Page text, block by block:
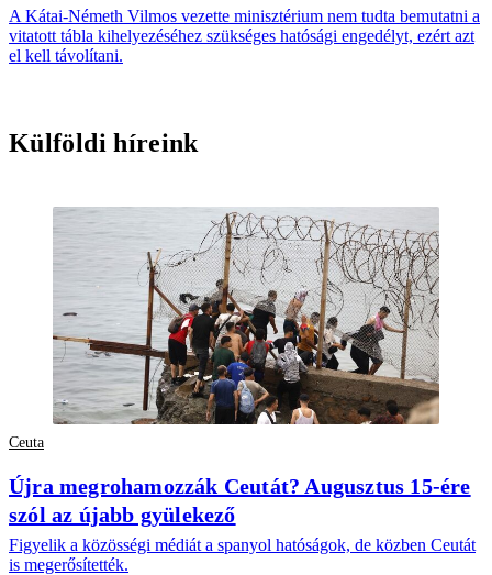
A Kátai-Németh Vilmos vezette minisztérium nem tudta bemutatni a
vitatott tábla kihelyezéséhez szükséges hatósági engedélyt, ezért azt
el kell távolítani.
Külföldi híreink
Ceuta
Újra megrohamozzák Ceutát? Augusztus 15-ére
szól az újabb gyülekező
Figyelik a közösségi médiát a spanyol hatóságok, de közben Ceutát
is megerősítették.